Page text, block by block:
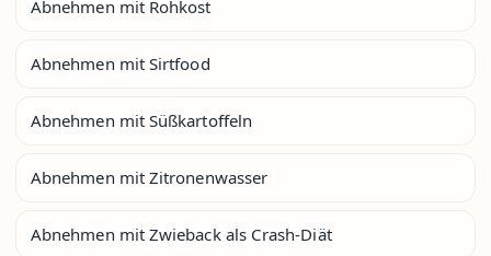
Abnehmen mit Rohkost
Abnehmen mit Sirtfood
Abnehmen mit Süßkartoffeln
Abnehmen mit Zitronenwasser
Abnehmen mit Zwieback als Crash-Diät